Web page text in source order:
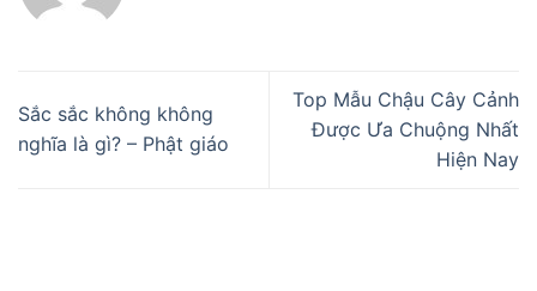
Sắc sắc không không
nghĩa là gì? – Phật giáo
Top Mẫu Chậu Cây Cảnh
Được Ưa Chuộng Nhất
Hiện Nay